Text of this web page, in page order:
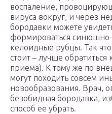
воспаление,
вируса вокруг, и через
бородавки можете
формироваться
келоидные рубцы. Так
стоит – лучше обратиться
приема). К тому же по
могут походить совсем
новообразования. Врач,
безобидная бородавка,
способ ее убрать.